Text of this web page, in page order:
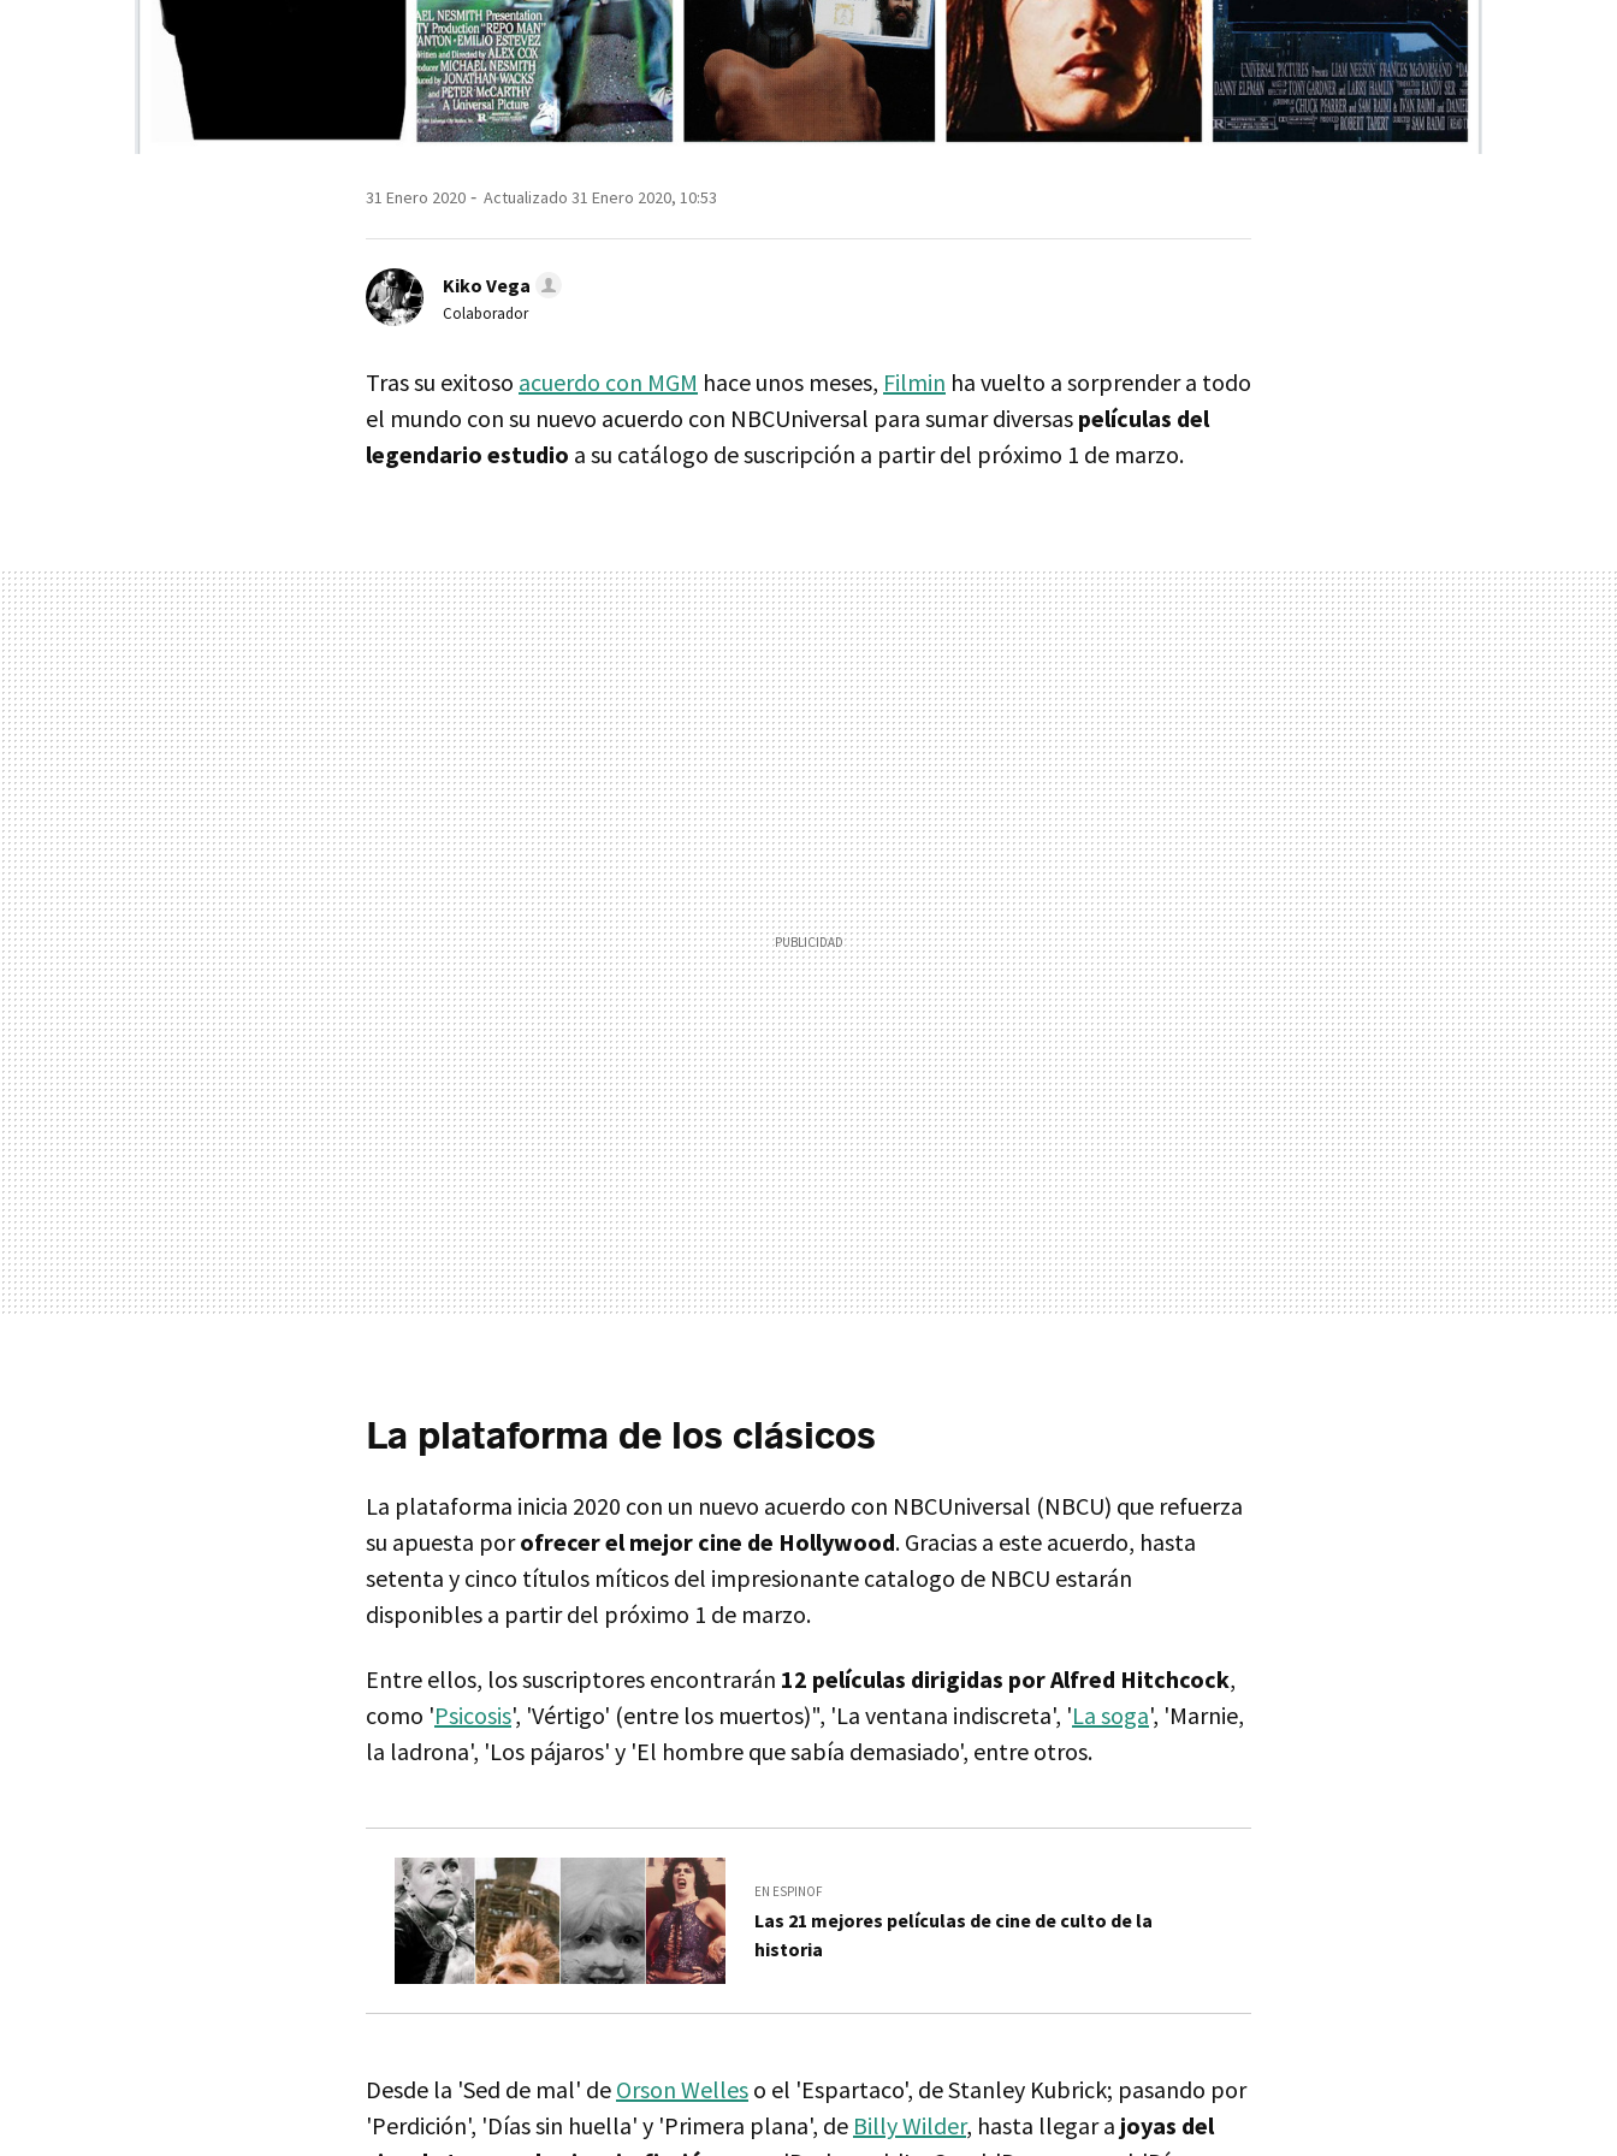
31 Enero 2020 Actualizado 31 Enero 2020, 10:53
Kiko Vega
Colaborador
Tras su exitoso acuerdo con MGM hace unos meses, Filmin ha vuelto a sorprender a todo
el mundo con su nuevo acuerdo con NBCUniversal para sumar diversas películas del
legendario estudio a su catálogo de suscripción a partir del próximo 1 de marzo.
La plataforma de los clásicos
La plataforma inicia 2020 con un nuevo acuerdo con NBCUniversal (NBCU) que refuerza
su apuesta porofrecer el mejor cine de Hollywood. Gracias a este acuerdo, hasta
setenta y cinco títulos míticos del impresionante catalogo de NBCU estarán
disponibles a partir del próximo 1 de marzo.
Entre ellos, los suscriptores encontrarán 12 películas dirigidas por Alfred Hitchcock,
como 'Psicosis', 'Vértigo' (entre los muertos)", 'La ventana indiscreta', 'La soga', 'Marnie,
la ladrona', 'Los pájaros' y 'El hombre que sabía demasiado', entre otros.
EN ESPINOF
Las 21 mejores películas de cine de culto de la
historia
Desde la 'Sed de mal' de Orson Welles o el 'Espartaco', de Stanley Kubrick; pasando por
'Perdición', 'Días sin huella' y 'Primera plana', de Billy Wilder, hasta llegar a joyas del